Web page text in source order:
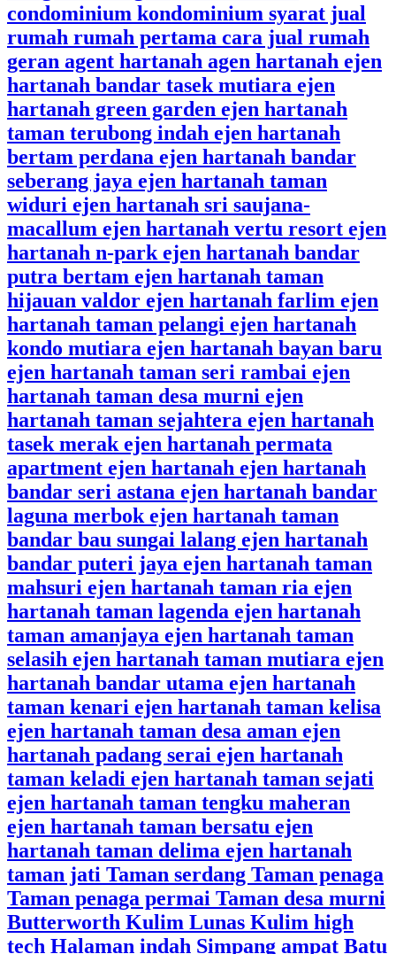
condominium kondominium syarat jual
rumah rumah pertama cara jual rumah
geran agent hartanah agen hartanah ejen
hartanah bandar tasek mutiara ejen
hartanah green garden ejen hartanah
taman terubong indah ejen hartanah
bertam perdana ejen hartanah bandar
seberang jaya ejen hartanah taman
widuri ejen hartanah sri saujana-
macallum ejen hartanah vertu resort ejen
hartanah n-park ejen hartanah bandar
putra bertam ejen hartanah taman
hijauan valdor ejen hartanah farlim ejen
hartanah taman pelangi ejen hartanah
kondo mutiara ejen hartanah bayan baru
ejen hartanah taman seri rambai ejen
hartanah taman desa murni ejen
hartanah taman sejahtera ejen hartanah
tasek merak ejen hartanah permata
apartment ejen hartanah ejen hartanah
bandar seri astana ejen hartanah bandar
laguna merbok ejen hartanah taman
bandar bau sungai lalang ejen hartanah
bandar puteri jaya ejen hartanah taman
mahsuri ejen hartanah taman ria ejen
hartanah taman lagenda ejen hartanah
taman amanjaya ejen hartanah taman
selasih ejen hartanah taman mutiara ejen
hartanah bandar utama ejen hartanah
taman kenari ejen hartanah taman kelisa
ejen hartanah taman desa aman ejen
hartanah padang serai ejen hartanah
taman keladi ejen hartanah taman sejati
ejen hartanah taman tengku maheran
ejen hartanah taman bersatu ejen
hartanah taman delima ejen hartanah
taman jati Taman serdang Taman penaga
Taman penaga permai Taman desa murni
Butterworth Kulim Lunas Kulim high
tech Halaman indah Simpang ampat Batu